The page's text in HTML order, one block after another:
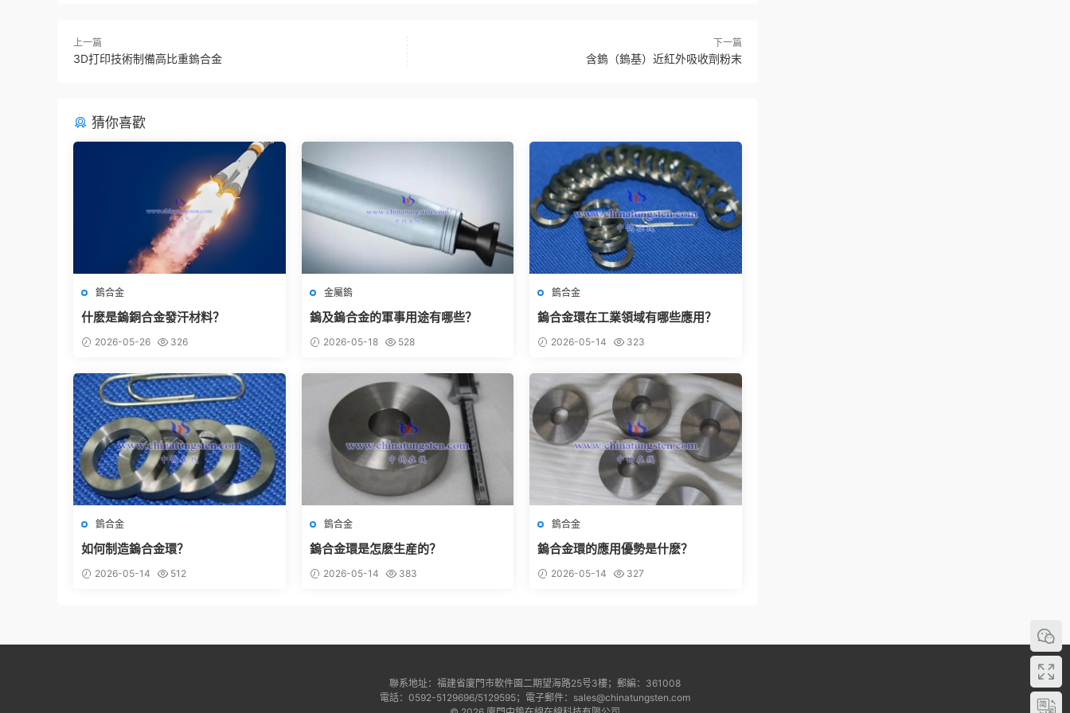
上一篇
3D打印技術制備高比重鎢合金
下一篇
含鎢（鎢基）近紅外吸收劑粉末
猜你喜歡
鎢合金
什麽是鎢銅合金發汗材料？
2026-05-26 326
金屬鎢
鎢及鎢合金的軍事用途有哪些？
2026-05-18 528
鎢合金
鎢合金環在工業領域有哪些應用？
2026-05-14 323
鎢合金
如何制造鎢合金環？
2026-05-14 512
鎢合金
鎢合金環是怎麽生産的？
2026-05-14 383
鎢合金
鎢合金環的應用優勢是什麽？
2026-05-14 327
聯系地址：福建省廈門市軟件園二期望海路25号3樓；郵編：361008
電話：0592-5129696/5129595；電子郵件：sales@chinatungsten.com